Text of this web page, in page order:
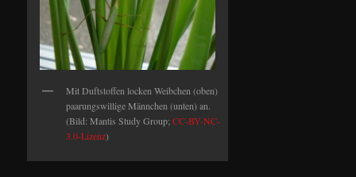
Mit Duftstoffen locken Weibchen (oben)
paarungswillige Männchen (unten) an.
(Bild: Mantis Study Group;CC-BY-NC-
3.0-Lizenz)